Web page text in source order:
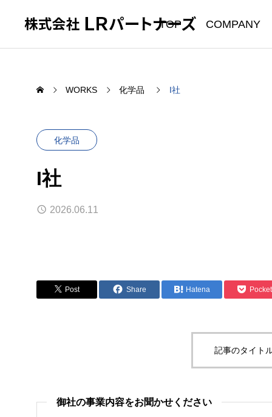
TOP COMPANY
WORKS 化学品 I社
化学品
I社
2026.06.11
Post Share Hatena Pocket
記事のタイト
御社の事業内容をお聞かせください